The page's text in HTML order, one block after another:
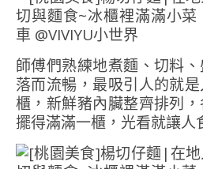
師傅們熟練地煮麵、切料
落而流暢，最吸引人的就
櫃，新鮮豬內臟整齊排列
擺得滿滿一櫃，光看就讓人